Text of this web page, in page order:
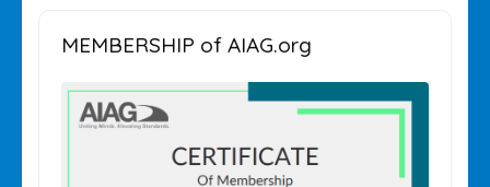
MEMBERSHIP of AIAG.org